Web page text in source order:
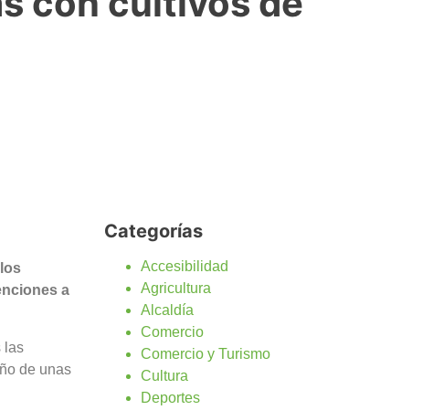
a
las
de unas
Categorías
Accesibilidad
Agricultura
Alcaldía
Comercio
Comercio y Turismo
Cultura
Deportes